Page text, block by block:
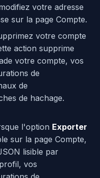
votre adresse
sur la page Compte.
votre compte
action supprime
votre compte, vos
de
de
de hachage.
l'option Exporter
sur la page Compte,
lisible par
vos